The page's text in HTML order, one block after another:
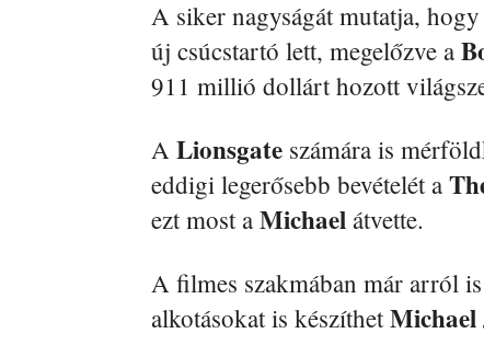
A siker nagyságát mutatja,
új csúcstartó lett, megelőzve a
911 millió dollárt hozott
A Lionsgate számára is
eddigi legerősebb bevételét a
ezt most a Michael átvette.
A filmes szakmában már arról
alkotásokat is készíthetMichael